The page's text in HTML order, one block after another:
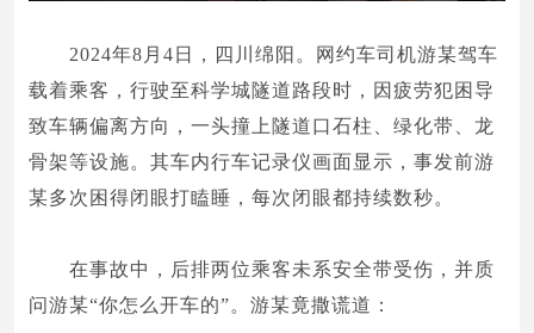
2024年8月4日，四川绵阳。网约车司机游某驾车
载着乘客，行驶至科学城隧道路段时，因疲劳犯困导
致车辆偏离方向，一头撞上隧道口石柱、绿化带、龙
骨架等设施。其车内行车记录仪画面显示，事发前游
某多次困得闭眼打瞌睡，每次闭眼都持续数秒。
在事故中，后排两位乘客未系安全带受伤，并质
问游某“你怎么开车的”。游某竟撒谎道：